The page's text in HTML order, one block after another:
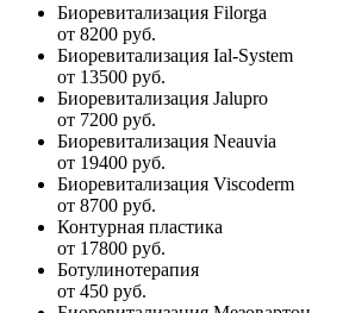
Биоревитализация Filorga
от 8200 руб.
Биоревитализация Ial-System
от 13500 руб.
Биоревитализация Jalupro
от 7200 руб.
Биоревитализация Neauvia
от 19400 руб.
Биоревитализация Viscoderm
от 8700 руб.
Контурная пластика
от 17800 руб.
Ботулинотерапия
от 450 руб.